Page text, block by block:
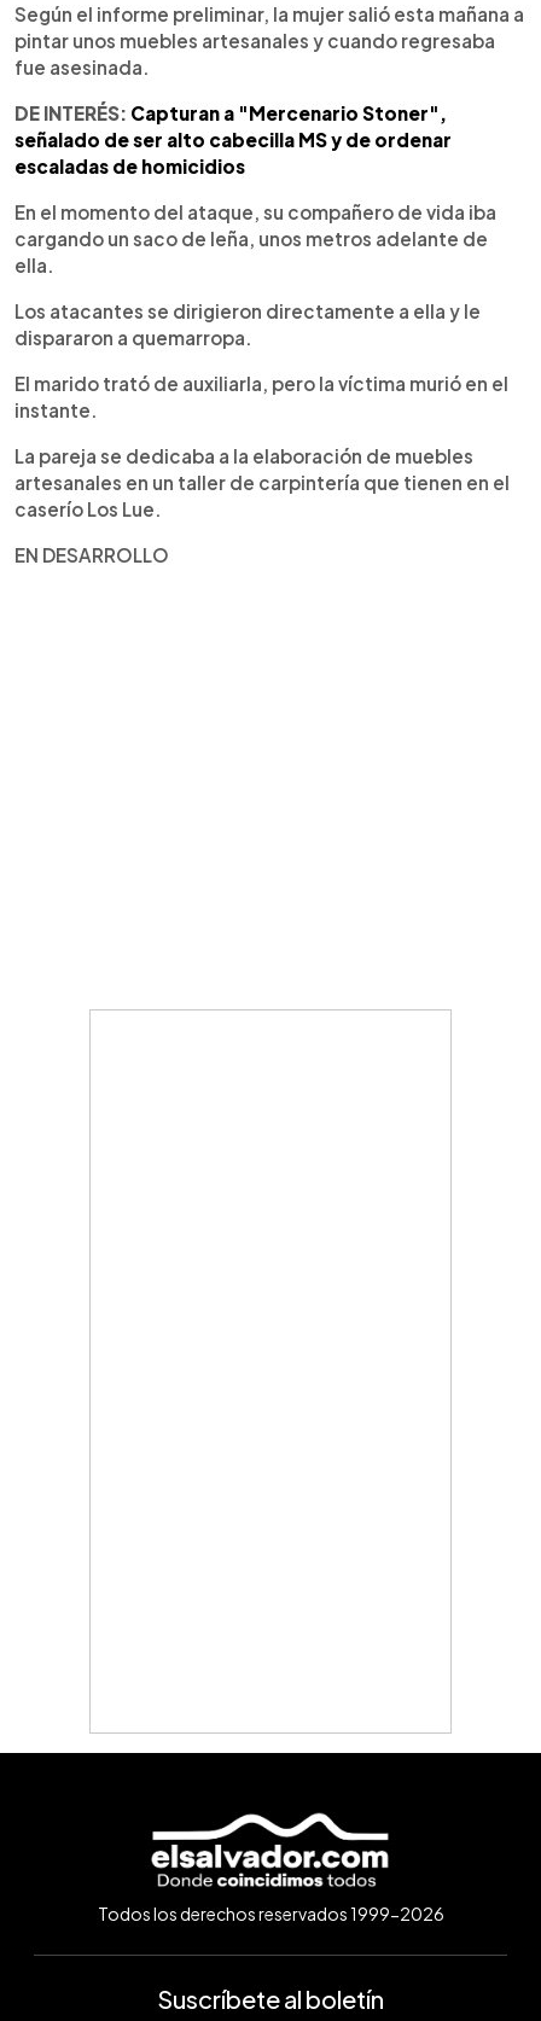
Según el informe preliminar, la mujer salió esta mañana a
pintar unos muebles artesanales y cuando regresaba
fue asesinada.
DE INTERÉS: Capturan a "Mercenario Stoner",
señalado de ser alto cabecilla MS y de ordenar
escaladas de homicidios
En el momento del ataque, su compañero de vida iba
cargando un saco de leña, unos metros adelante de
ella.
Los atacantes se dirigieron directamente a ella y le
dispararon a quemarropa.
El marido trató de auxiliarla, pero la víctima murió en el
instante.
La pareja se dedicaba a la elaboración de muebles
artesanales en un taller de carpintería que tienen en el
caserío Los Lue.
EN DESARROLLO
Todos los derechos reservados 1999-2026
Suscríbete al boletín